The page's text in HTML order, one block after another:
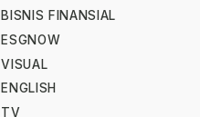
BISNIS FINANSIAL
ESGNOW
VISUAL
ENGLISH
TV